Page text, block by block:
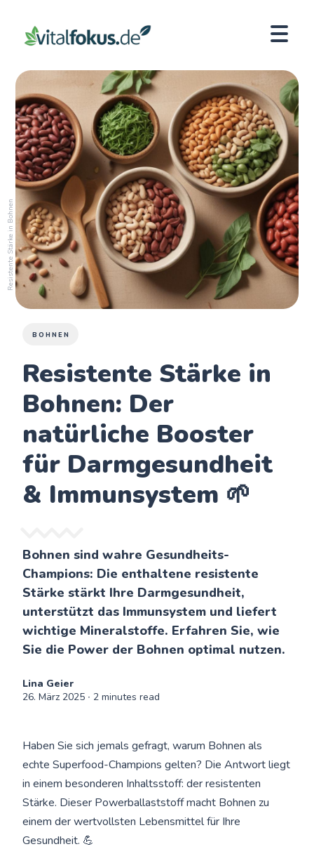
Resistente Stärke in Bohnen
BOHNEN
Resistente Stärke in
Bohnen: Der
natürliche Booster
für Darmgesundheit
& Immunsystem 🌱
Bohnen sind wahre Gesundheits-
Champions: Die enthaltene resistente
Stärke stärkt Ihre Darmgesundheit,
unterstützt das Immunsystem und liefert
wichtige Mineralstoffe. Erfahren Sie, wie
Sie die Power der Bohnen optimal nutzen.
Lina Geier
26. März 2025 ∙ 2 minutes read
Haben Sie sich jemals gefragt, warum Bohnen als
echte Superfood-Champions gelten? Die Antwort liegt
in einem besonderen Inhaltsstoff: der resistenten
Stärke. Dieser Powerballaststoff macht Bohnen zu
einem der wertvollsten Lebensmittel für Ihre
Gesundheit. 💪